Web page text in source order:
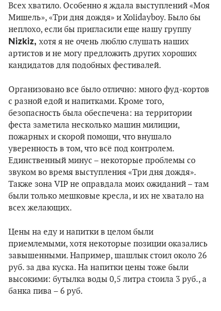
Всех хватило. Особенно я ждала выступлений «Моя
Мишель», «Три дня дождя» и Xolidayboy. Было бы
неплохо, если бы пригласили еще нашу группу
Nizkiz, хотя я не очень люблю слушать наших
артистов и не могу предложить других хороших
кандидатов для подобных фестивалей.
Организовано все было отлично: много фуд-кортов
с разной едой и напитками. Кроме того,
безопасность была обеспечена: на территории
феста заметила несколько машин милиции,
пожарных и скорой помощи, что внушало
уверенность в том, что всё под контролем.
Единственный минус – некоторые проблемы со
звуком во время выступления «Три дня дождя».
Также зона VIP не оправдала моих ожиданий – там
были только мешковые кресла, и их не хватало на
всех желающих.
Цены на еду и напитки в целом были
приемлемыми, хотя некоторые позиции оказались
завышенными. Например, шашлык стоил около 26
руб. за два куска. На напитки цены тоже были
высокими: бутылка воды 0,5 литра стоила 3 руб., а
банка пива – 6 руб.